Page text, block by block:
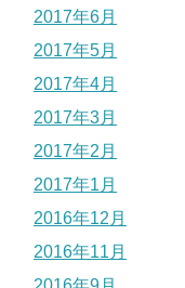
2017年6月
2017年5月
2017年4月
2017年3月
2017年2月
2017年1月
2016年12月
2016年11月